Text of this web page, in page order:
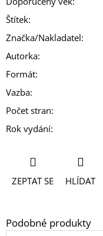
Štítek:
Značka/Nakladatel:
Autorka:
Formát:
Vazba:
Počet stran:
Rok vydání:
ZEPTAT SE HLÍDAT